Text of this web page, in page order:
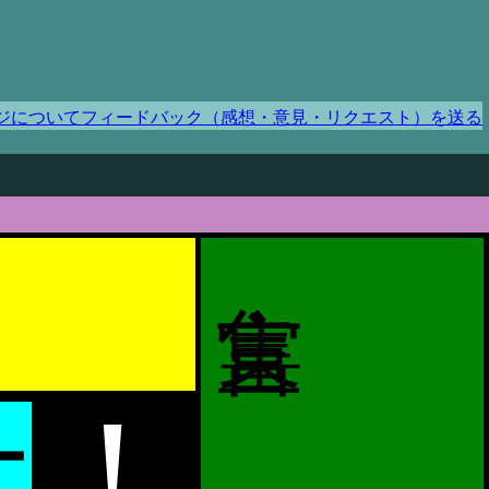
についてフィードバック（感想・意見・リクエスト）を送る